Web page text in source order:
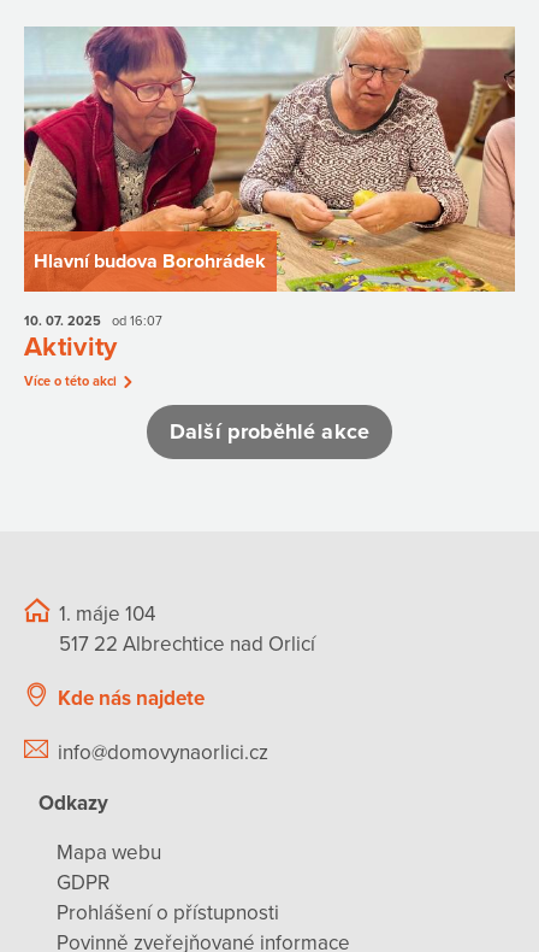
Hlavní budova Borohrádek
10. 07. 2025 od 16:07
Aktivity
Více o této akci
Další proběhlé akce
1. máje 104
517 22 Albrechtice nad Orlicí
Kde nás najdete
info@domovynaorlici.cz
Odkazy
Mapa webu
GDPR
Prohlášení o přístupnosti
Povinně zveřejňované informace